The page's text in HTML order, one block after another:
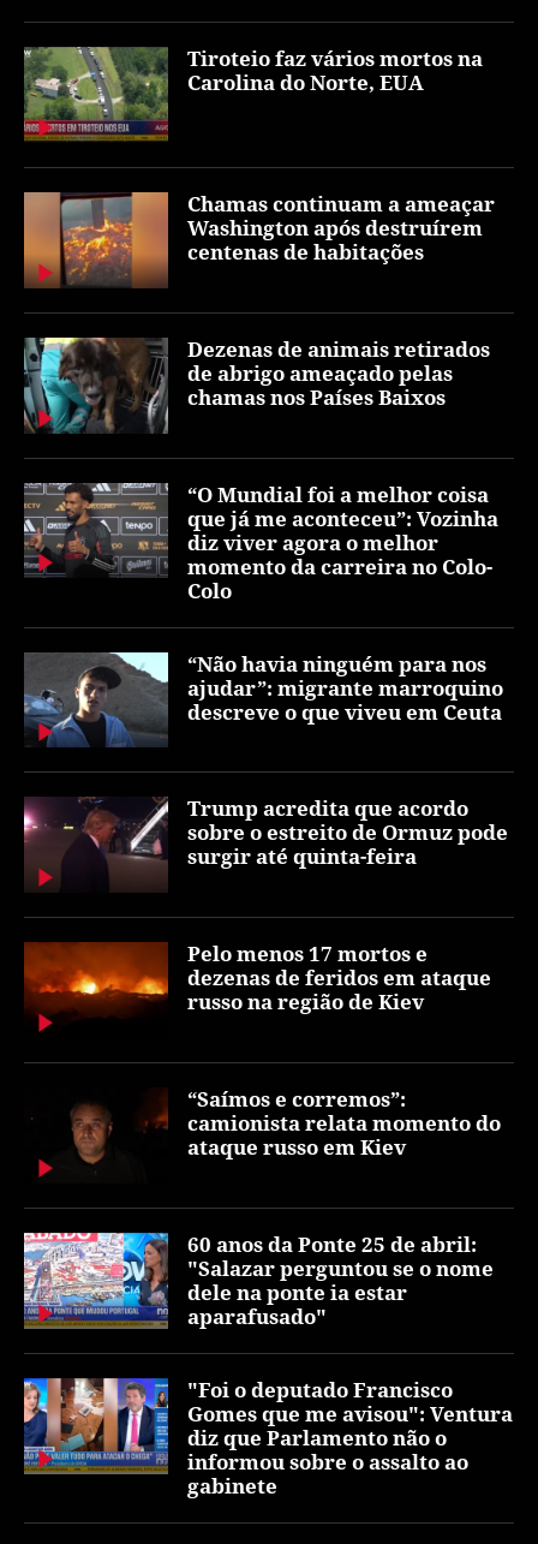
Tiroteio faz vários mortos na
Carolina do Norte, EUA
Chamas continuam a ameaçar
Washington após destruírem
centenas de habitações
Dezenas de animais retirados
de abrigo ameaçado pelas
chamas nos Países Baixos
“O Mundial foi a melhor coisa
que já me aconteceu”: Vozinha
diz viver agora o melhor
momento da carreira no Colo-
Colo
“Não havia ninguém para nos
ajudar”: migrante marroquino
descreve o que viveu em Ceuta
Trump acredita que acordo
sobre o estreito de Ormuz pode
surgir até quinta-feira
Pelo menos 17 mortos e
dezenas de feridos em ataque
russo na região de Kiev
“Saímos e corremos”:
camionista relata momento do
ataque russo em Kiev
60 anos da Ponte 25 de abril:
"Salazar perguntou se o nome
dele na ponte ia estar
aparafusado"
"Foi o deputado Francisco
Gomes que me avisou": Ventura
diz que Parlamento não o
informou sobre o assalto ao
gabinete